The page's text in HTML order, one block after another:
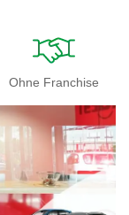
Ohne Franchise